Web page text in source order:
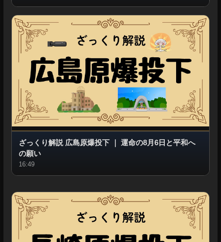
ざっくり解説 広島原爆投下｜ 運命の8月6日と平和へ
の願い
16:49